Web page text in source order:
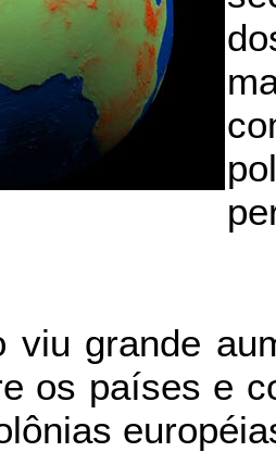
viu grande
os países e